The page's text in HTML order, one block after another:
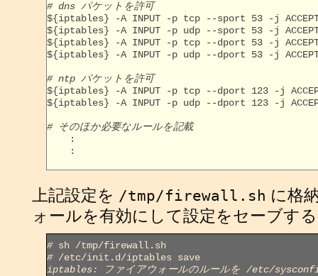
# dns パケットを許可
${iptables} -A INPUT -p tcp --sport 53 -j
${iptables} -A INPUT -p udp --sport 53 -j
${iptables} -A INPUT -p tcp --dport 53 -j
${iptables} -A INPUT -p udp --dport 53 -j
# ntp パケットを許可
${iptables} -A INPUT -p tcp --dport 123 -j
${iptables} -A INPUT -p udp --dport 123 -j
# そのほか必要なルールを記載
:
    :
上記設定を /tmp/firewall.sh に格
ォールを有効にして設定をセーブす
#
#
iptables: ファイアウォールのルールを /etc/